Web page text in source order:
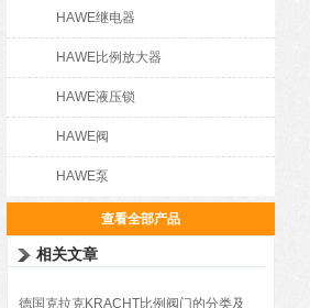
HAWE继电器
HAWE比例放大器
HAWE液压锁
HAWE阀
HAWE泵
查看全部产品
相关文章
德国克拉克KRACHT比例阀门的分类及